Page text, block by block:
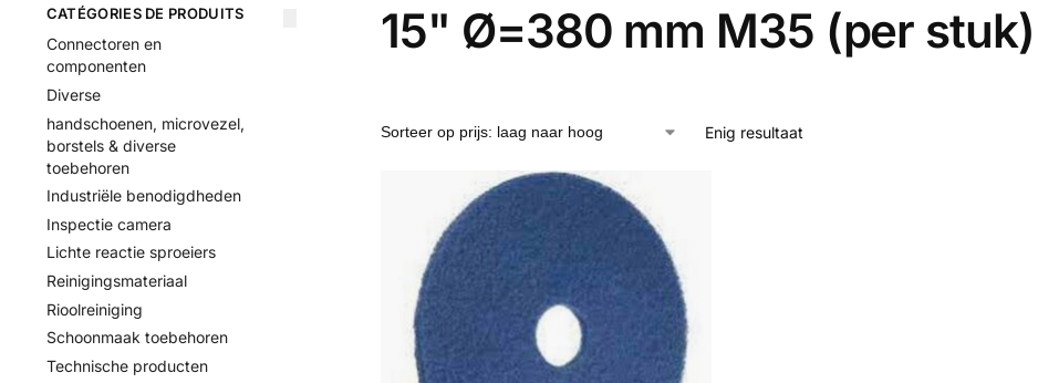
15" Ø=380 mm M35 (per
Enig resultaat
CATÉGORIES DE PRODUITS
Connectoren en
componenten
Diverse
handschoenen, microvezel,
borstels & diverse
toebehoren
Industriële benodigdheden
Inspectie camera
Lichte reactie sproeiers
Reinigingsmateriaal
Rioolreiniging
Schoonmaak toebehoren
Technische producten